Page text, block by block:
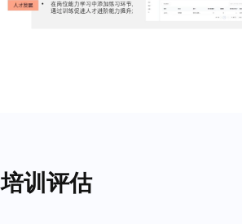
培训评估